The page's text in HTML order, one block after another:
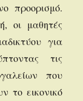
προορισμό.
οι μαθητές
για
τις
που
το εικονικό